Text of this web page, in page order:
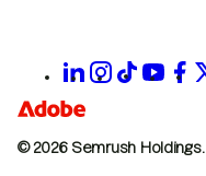
© 2026 Semrush Holdings.